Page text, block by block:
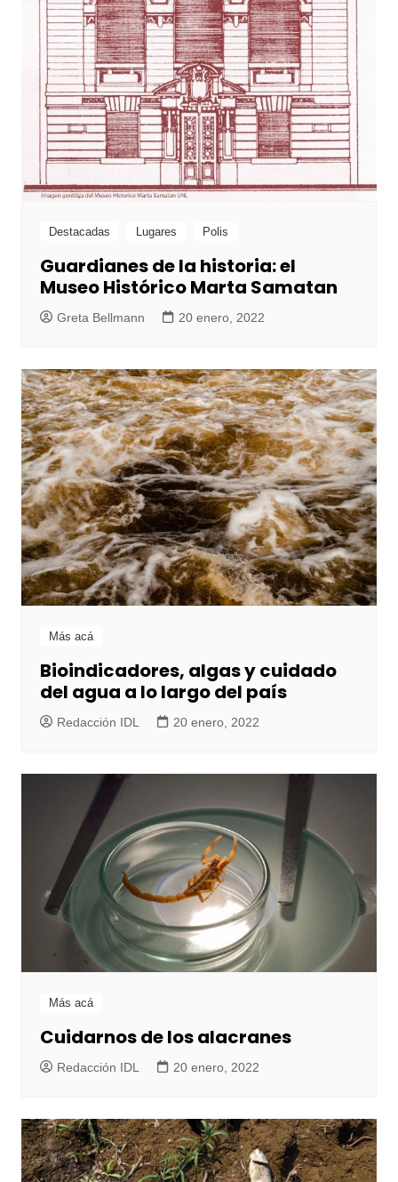
Destacadas Lugares Polis
Guardianes de la historia: el
Museo Histórico Marta Samatan
Greta Bellmann 20 enero, 2022
Más acá
Bioindicadores, algas y cuidado
del agua a lo largo del país
Redacción IDL 20 enero, 2022
Más acá
Cuidarnos de los alacranes
Redacción IDL 20 enero, 2022